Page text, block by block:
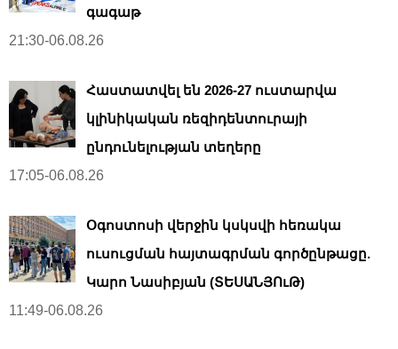
գագաթ
21:30-06.08.26
Հաստատվել են 2026-27 ուստարվա
կլինիկական ռեզիդենտուրայի
ընդունելության տեղերը
17:05-06.08.26
Օգոստոսի վերջին կսկսվի հեռակա
ուսուցման հայտագրման գործընթացը.
Կարո Նասիբյան (ՏԵՍԱՆՅՈւԹ)
11:49-06.08.26